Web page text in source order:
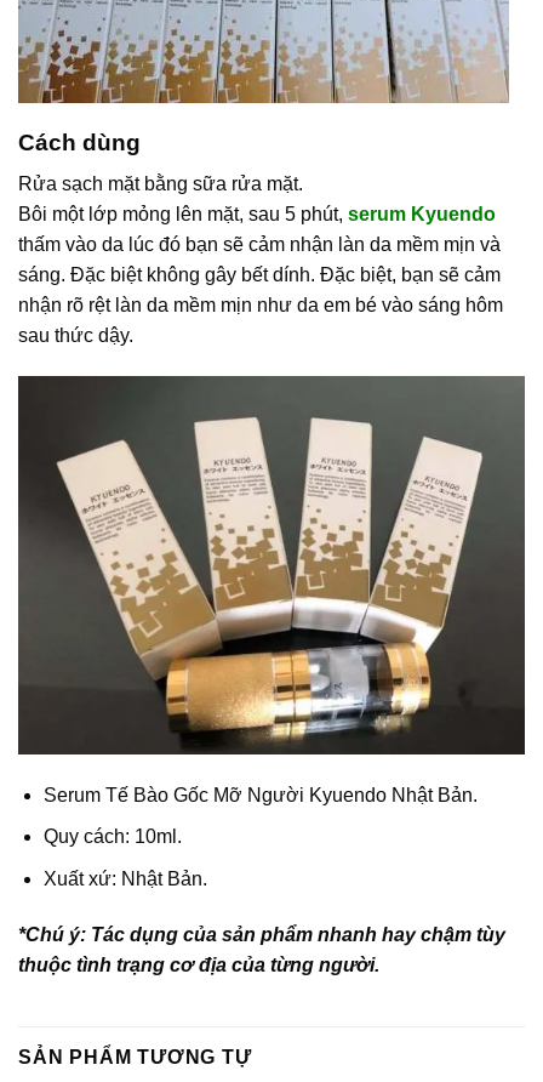
Cách dùng
Rửa sạch mặt bằng sữa rửa mặt.
Bôi một lớp mỏng lên mặt, sau 5 phút, serum Kyuendo
thấm vào da lúc đó bạn sẽ cảm nhận làn da mềm mịn và
sáng. Đặc biệt không gây bết dính. Đặc biệt, bạn sẽ cảm
nhận rõ rệt làn da mềm mịn như da em bé vào sáng hôm
sau thức dậy.
Serum Tế Bào Gốc Mỡ Người Kyuendo Nhật Bản.
Quy cách: 10ml.
Xuất xứ: Nhật Bản.
*Chú ý: Tác dụng của sản phẩm nhanh hay chậm tùy
thuộc tình trạng cơ địa của từng người.
SẢN PHẨM TƯƠNG TỰ